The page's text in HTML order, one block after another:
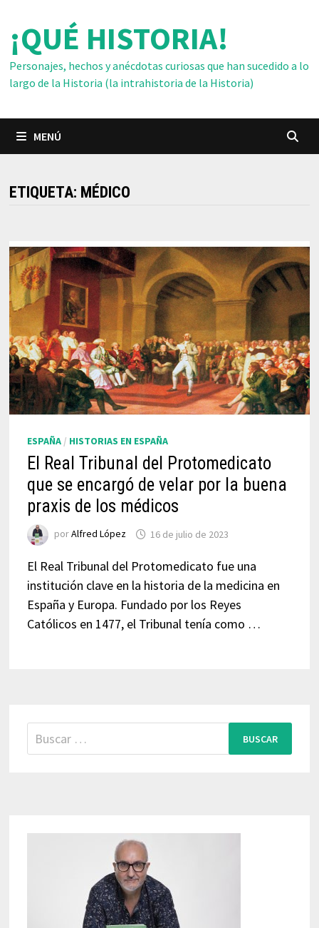
contenido
¡QUÉ HISTORIA!
Personajes, hechos y anécdotas curiosas que han sucedido a lo
largo de la Historia (la intrahistoria de la Historia)
MENÚ
ETIQUETA: MÉDICO
ESPAÑA/ HISTORIAS EN ESPAÑA
El Real Tribunal del Protomedicato
que se encargó de velar por la buena
praxis de los médicos
porAlfred López 16 de julio de 2023
El Real Tribunal del Protomedicato fue una
institución clave en la historia de la medicina en
España y Europa. Fundado por los Reyes
Católicos en 1477, el Tribunal tenía como …
Buscar: